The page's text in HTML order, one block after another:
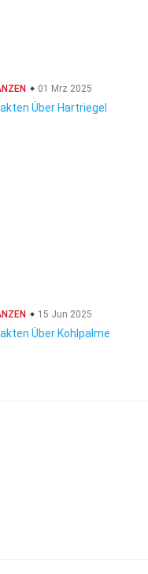
01 Mrz 2025
Über Hartriegel
15 Jun 2025
Über Kohlpalme